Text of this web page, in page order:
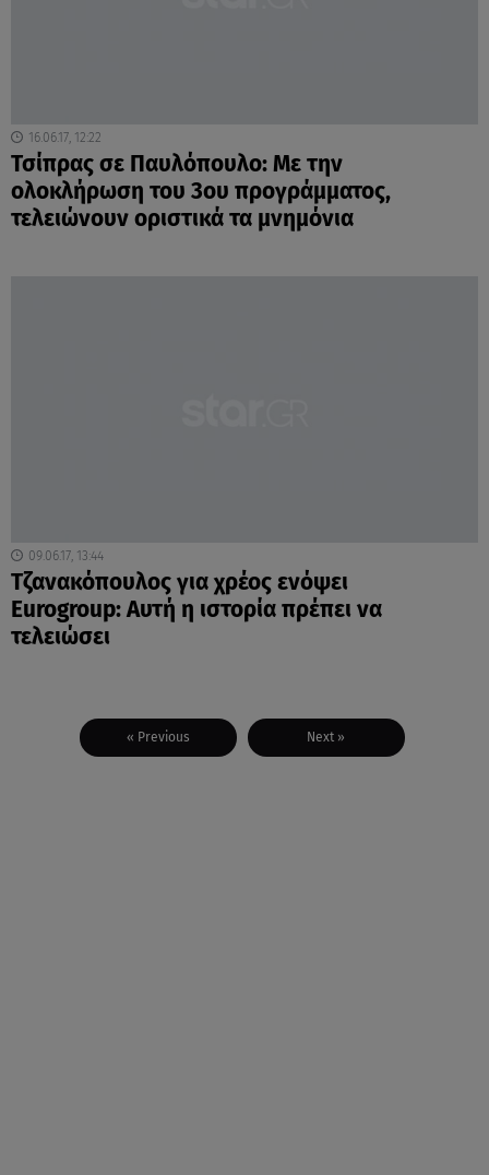
16.06.17, 12:22
Τσίπρας σε Παυλόπουλο: Με την
ολοκλήρωση του 3ου προγράμματος,
τελειώνουν οριστικά τα μνημόνια
09.06.17, 13:44
Τζανακόπουλος για χρέος ενόψει
Eurogroup: Αυτή η ιστορία πρέπει να
τελειώσει
« Previous Next »